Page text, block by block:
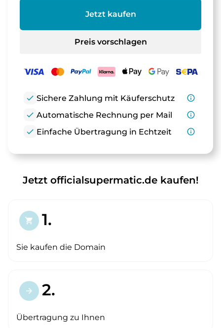
Jetzt kaufen
Preis vorschlagen
check Sichere Zahlung mit Käuferschutz
info_outline
check Automatische Rechnung per Mail
info_outline
check Einfache Übertragung in Echtzeit info_outline
Jetzt officialsupermatic.de kaufen!
shopping_cart 1.
Sie kaufen die Domain
arrow_forward 2.
Übertragung zu Ihnen